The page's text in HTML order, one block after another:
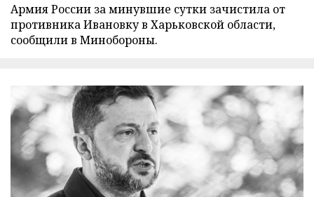
Армия России за минувшие сутки зачистила от
противника Ивановку в Харьковской области,
сообщили в Минобороны.